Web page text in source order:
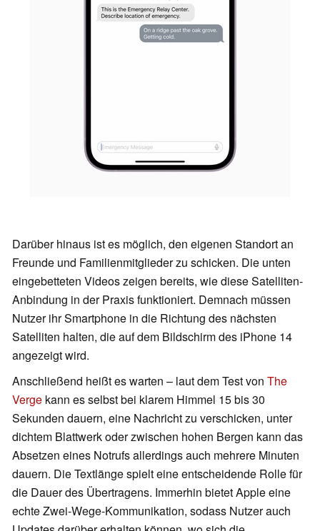
Darüber hinaus ist es möglich, den eigenen Standort an
Freunde und Familienmitglieder zu schicken. Die unten
eingebetteten Videos zeigen bereits, wie diese Satelliten-
Anbindung in der Praxis funktioniert. Demnach müssen
Nutzer ihr Smartphone in die Richtung des nächsten
Satelliten halten, die auf dem Bildschirm des iPhone 14
angezeigt wird.
Anschließend heißt es warten – laut dem Test von The
Verge kann es selbst bei klarem Himmel 15 bis 30
Sekunden dauern, eine Nachricht zu verschicken, unter
dichtem Blattwerk oder zwischen hohen Bergen kann das
Absetzen eines Notrufs allerdings auch mehrere Minuten
dauern. Die Textlänge spielt eine entscheidende Rolle für
die Dauer des Übertragens. Immerhin bietet Apple eine
echte Zwei-Wege-Kommunikation, sodass Nutzer auch